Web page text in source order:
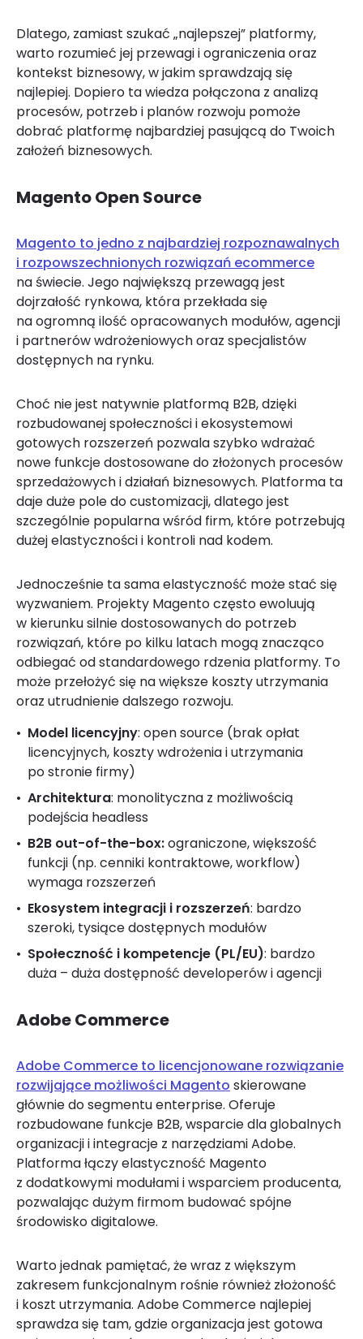
Dlatego, zamiast szukać „najlepszej” platformy,
warto rozumieć jej przewagi i ograniczenia oraz
kontekst biznesowy, w jakim sprawdzają się
najlepiej. Dopiero ta wiedza połączona z analizą
procesów, potrzeb i planów rozwoju pomoże
dobrać platformę najbardziej pasującą do Twoich
założeń biznesowych.
Magento Open Source
Magento to jedno z najbardziej rozpoznawalnych
i rozpowszechnionych rozwiązań ecommerce
na świecie. Jego największą przewagą jest
dojrzałość rynkowa, która przekłada się
na ogromną ilość opracowanych modułów, agencji
i partnerów wdrożeniowych oraz specjalistów
dostępnych na rynku.
Choć nie jest natywnie platformą B2B, dzięki
rozbudowanej społeczności i ekosystemowi
gotowych rozszerzeń pozwala szybko wdrażać
nowe funkcje dostosowane do złożonych procesów
sprzedażowych i działań biznesowych. Platforma ta
daje duże pole do customizacji, dlatego jest
szczególnie popularna wśród firm, które potrzebują
dużej elastyczności i kontroli nad kodem.
Jednocześnie ta sama elastyczność może stać się
wyzwaniem. Projekty Magento często ewoluują
w kierunku silnie dostosowanych do potrzeb
rozwiązań, które po kilku latach mogą znacząco
odbiegać od standardowego rdzenia platformy. To
może przełożyć się na większe koszty utrzymania
oraz utrudnienie dalszego rozwoju.
Model licencyjny: open source (brak opłat
licencyjnych, koszty wdrożenia i utrzymania
po stronie firmy)
Architektura: monolityczna z możliwością
podejścia headless
B2B out-of-the-box:ograniczone, większość
funkcji (np. cenniki kontraktowe, workflow)
wymaga rozszerzeń
Ekosystem integracji i rozszerzeń: bardzo
szeroki, tysiące dostępnych modułów
Społeczność i kompetencje (PL/EU): bardzo
duża – duża dostępność developerów i agencji
Adobe Commerce
Adobe Commerce to licencjonowane rozwiązanie
rozwijające możliwości Magento skierowane
głównie do segmentu enterprise. Oferuje
rozbudowane funkcje B2B, wsparcie dla globalnych
organizacji i integracje z narzędziami Adobe.
Platforma łączy elastyczność Magento
z dodatkowymi modułami i wsparciem producenta,
pozwalając dużym firmom budować spójne
środowisko digitalowe.
Warto jednak pamiętać, że wraz z większym
zakresem funkcjonalnym rośnie również złożoność
i koszt utrzymania. Adobe Commerce najlepiej
sprawdza się tam, gdzie organizacja jest gotowa